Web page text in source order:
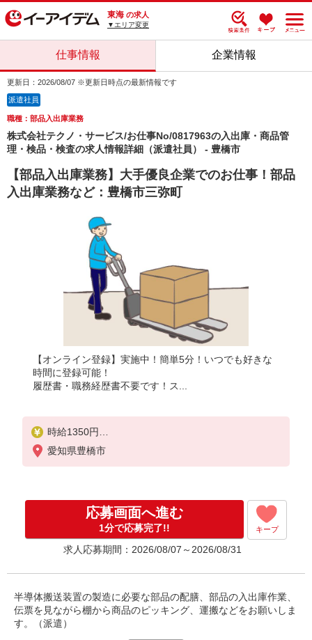
東海 の求人
▼エリア変更
仕事情報 企業情報
更新日：2026/08/07 ※更新日時点の最新情報です
派遣社員
職種：部品入出庫業務
株式会社テクノ・サービス/お仕事No/0817963の入出庫・商品管
理・検品・検査の求人情報詳細（派遣社員） - 豊橋市
【部品入出庫業務】大手優良企業でのお仕事！部品
入出庫業務など：豊橋市三弥町
【オンライン登録】実施中！簡単5分！いつでも好きな
時間に登録可能！
履歴書・職務経歴書不要です！ス...
時給1350円
月収例：201150円以上（残業・休日出勤手当て等が
含まれています）
愛知県豊橋市
応募画面へ進む
1分で応募完了!! キープ
求人応募期間：2026/08/07～2026/08/31
半導体搬送装置の製造に必要な部品の配膳、部品の入出庫作業、
伝票を見ながら棚から商品のピッキング、運搬などをお願いしま
す。（派遣）